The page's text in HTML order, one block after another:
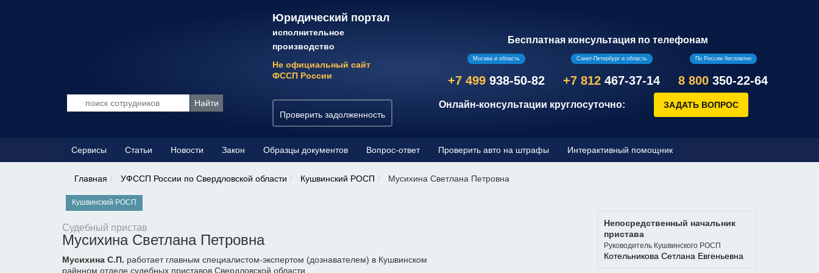
Юридический портал
исполнительное
производство
Не официальный сайт
ФССП России
Проверить задолженность
Бесплатная консультация по телефонам
Москва и область
+7 499 938-50-82
Санкт-Петербург и область
+7 812 467-37-14
По России бесплатно
8 800 350-22-64
Онлайн-консультации круглосуточно:
Сервисы Статьи Новости Закон Образцы документов Вопрос-ответ Проверить авто на штрафы Интерактивный помощник
Главная УФССП России по Свердловской области Кушвинский РОСП Мусихина Светлана Петровна
Кушвинский РОСП
Судебный пристав
Мусихина Светлана Петровна
Мусихина С.П. работает главным специалистом-экспертом (дознавателем) в Кушвинском
райнном отделе судебных приставов Свердловской области
Непосредственный начальник
пристава
Руководитель Кушвинского РОСП
Котельникова Сетлана Евгеньевна